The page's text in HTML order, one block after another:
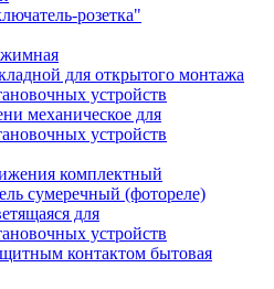
розетка"
для открытого монтажа
устройств
механическое для
устройств
комплектный
сумеречный (фотореле)
для
устройств
контактом бытовая